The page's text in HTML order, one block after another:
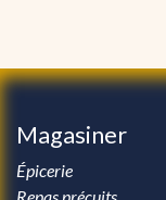
Magasiner
Épicerie